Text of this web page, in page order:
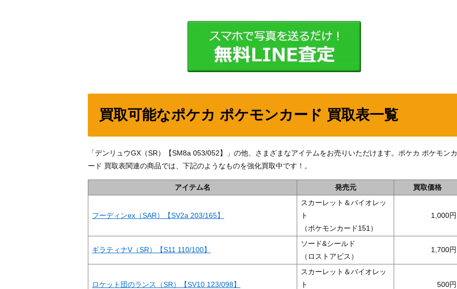
買取可能なポケカ ポケモンカード 買取表一覧
「デンリュウGX（SR）【SM8a 053/052】」の他、さまざまなアイテムをお売りいただけます。ポケカ ポケモンカ
ード 買取表関連の商品では、下記のようなものを強化買取中です！。
アイテム名 発売元 買取価格
フーディンex（SAR）【SV2a 203/165】
スカーレット＆バイオレッ
ト
（ポケモンカード151）
1,000
ギラティナV（SR）【S11 110/100】
ソード&シールド
（ロストアビス）
1,700
ロケット団のランス（SR）【SV10 123/098】
スカーレット＆バイオレッ
ト
500